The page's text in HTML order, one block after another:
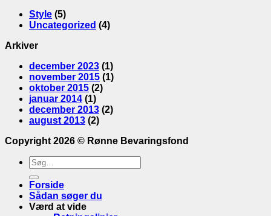
Style (5)
Uncategorized (4)
Arkiver
december 2023 (1)
november 2015 (1)
oktober 2015 (2)
januar 2014 (1)
december 2013 (2)
august 2013 (2)
Copyright 2026 © Rønne Bevaringsfond
Søge
efter:
Forside
Sådan søger du
Værd at vide